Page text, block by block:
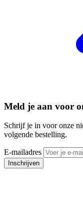
Meld je aan voor
Schrijf je in voor onze
volgende bestelling.
E-mailadres
Inschrijven